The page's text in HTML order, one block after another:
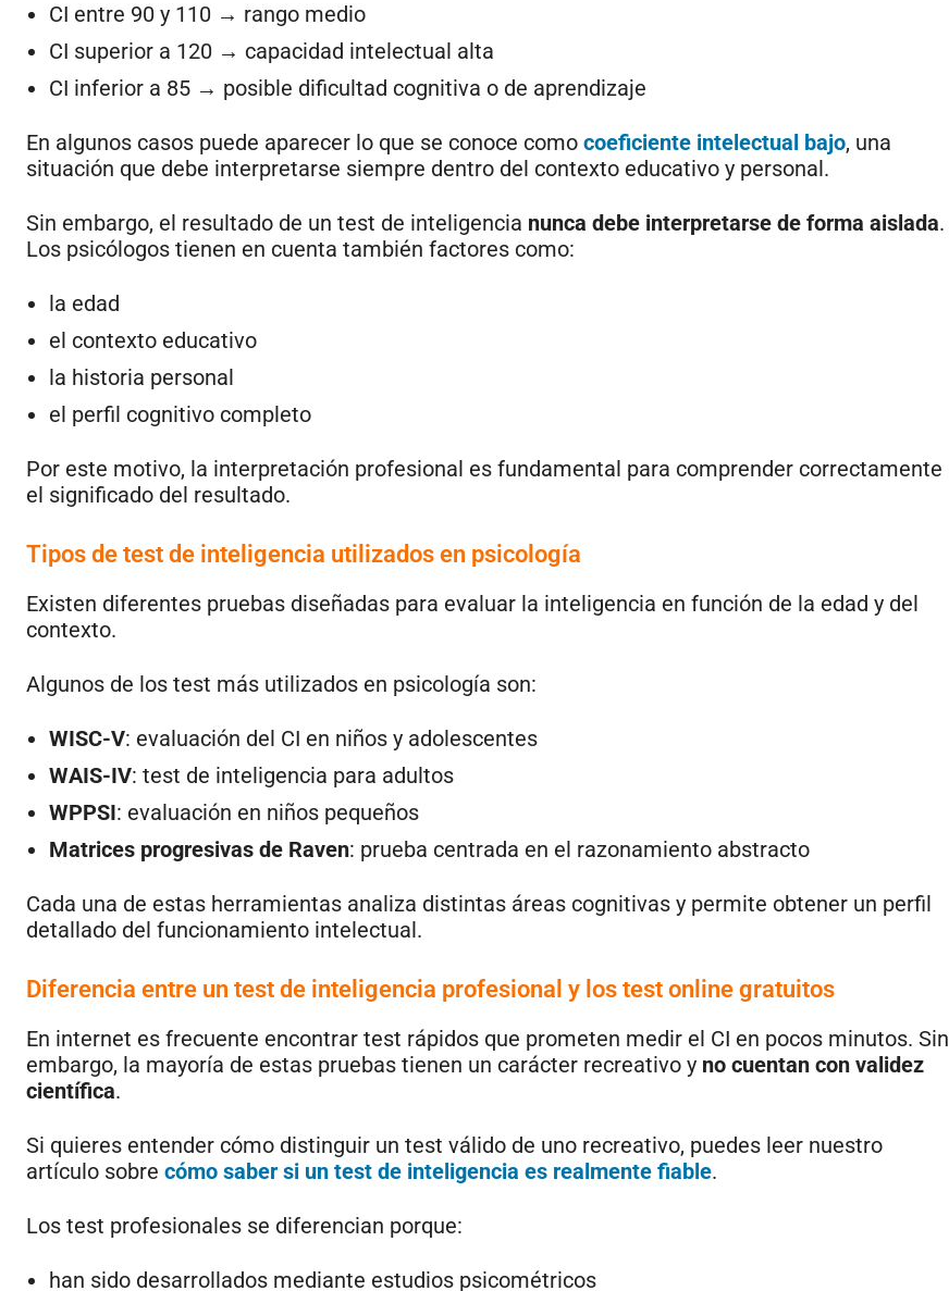
CI entre 90 y 110 → rango medio
CI superior a 120 → capacidad intelectual alta
CI inferior a 85 → posible dificultad cognitiva o de aprendizaje
En algunos casos puede aparecer lo que se conoce como coeficiente intelectual bajo, una
situación que debe interpretarse siempre dentro del contexto educativo y personal.
Sin embargo, el resultado de un test de inteligencia nunca debe interpretarse de forma aislada.
Los psicólogos tienen en cuenta también factores como:
la edad
el contexto educativo
la historia personal
el perfil cognitivo completo
Por este motivo, la interpretación profesional es fundamental para comprender correctamente
el significado del resultado.
Tipos de test de inteligencia utilizados en psicología
Existen diferentes pruebas diseñadas para evaluar la inteligencia en función de la edad y del
contexto.
Algunos de los test más utilizados en psicología son:
WISC-V: evaluación del CI en niños y adolescentes
WAIS-IV: test de inteligencia para adultos
WPPSI: evaluación en niños pequeños
Matrices progresivas de Raven: prueba centrada en el razonamiento abstracto
Cada una de estas herramientas analiza distintas áreas cognitivas y permite obtener un perfil
detallado del funcionamiento intelectual.
Diferencia entre un test de inteligencia profesional y los test online gratuitos
En internet es frecuente encontrar test rápidos que prometen medir el CI en pocos minutos. Sin
embargo, la mayoría de estas pruebas tienen un carácter recreativo y no cuentan con validez
científica.
Si quieres entender cómo distinguir un test válido de uno recreativo, puedes leer nuestro
artículo sobre cómo saber si un test de inteligencia es realmente fiable.
Los test profesionales se diferencian porque:
han sido desarrollados mediante estudios psicométricos